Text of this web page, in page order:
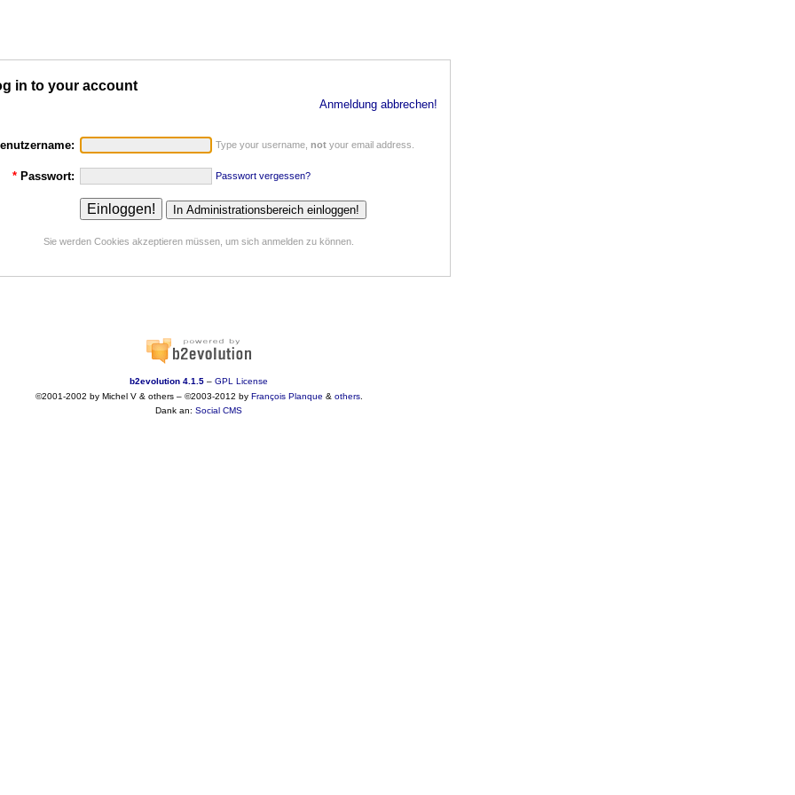
in to your account
Anmeldung abbrechen!
Type your username, notyour email address.
* Passwort: Passwort vergessen?
Sie werden Cookies akzeptieren müssen, um sich anmelden zu können.
b2evolution 4.1.5 – GPL License
©2001-2002 by Michel V & others– ©2003-2012 by François Planque & others.
Dank an: Social CMS